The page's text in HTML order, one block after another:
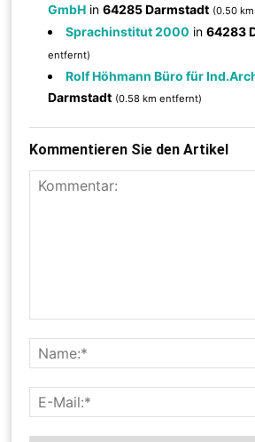
GmbH in64285 Darmstadt (0.50
Sprachinstitut 2000 in64283
entfernt)
Rolf Höhmann Büro für
Darmstadt (0.58 km entfernt)
Kommentieren Sie den Artikel